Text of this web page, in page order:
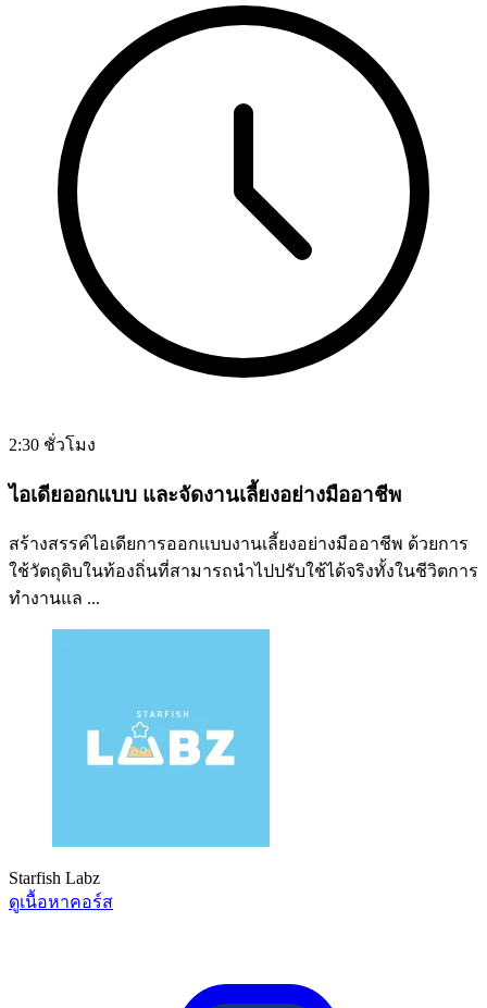
2:30 ชั่วโมง
ไอเดียออกแบบ และจัดงานเลี้ยงอย่างมืออาชีพ
สร้างสรรค์ไอเดียการออกแบบงานเลี้ยงอย่างมืออาชีพ ด้วยการ
ใช้วัตถุดิบในท้องถิ่นที่สามารถนำไปปรับใช้ได้จริงทั้งในชีวิตการ
ทำงานแล ...
Starfish Labz
ดูเนื้อหาคอร์ส